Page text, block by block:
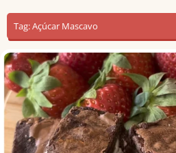
Tag:Açúcar Mascavo